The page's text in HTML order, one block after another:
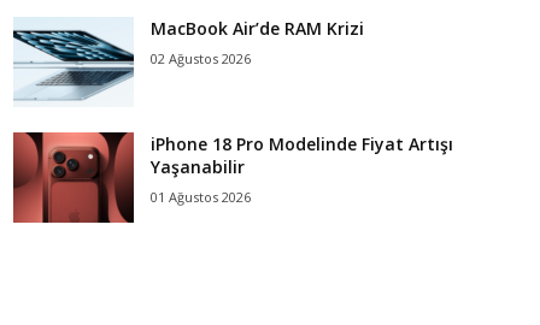
MacBook Air’de RAM Krizi
02 Ağustos 2026
iPhone 18 Pro Modelinde Fiyat Artışı
Yaşanabilir
01 Ağustos 2026